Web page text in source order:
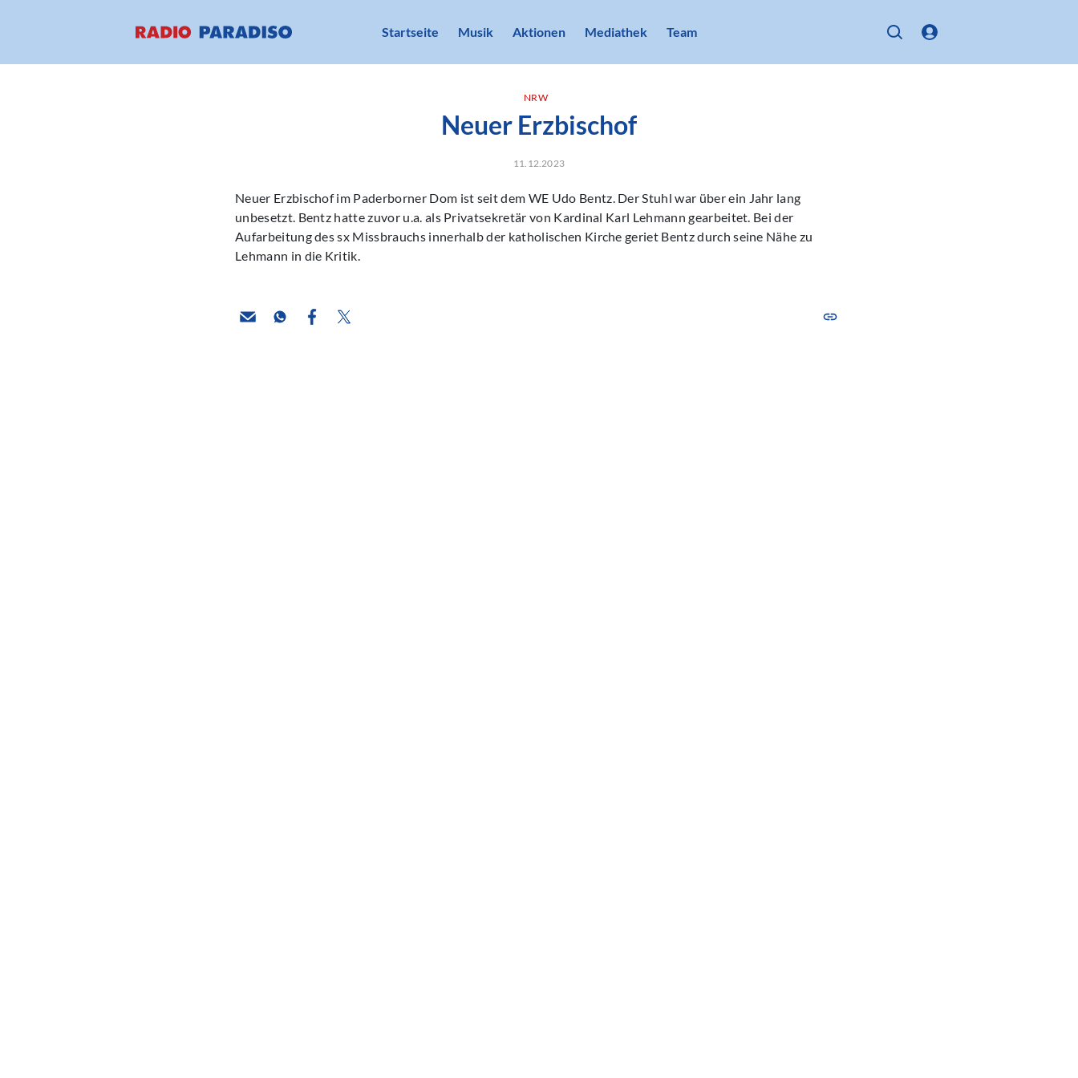
Startseite Musik Aktionen Mediathek Team
NRW
Neuer Erzbischof
11.12.2023
Neuer Erzbischof im Paderborner Dom ist seit dem WE Udo Bentz. Der Stuhl war über ein Jahr lang
unbesetzt. Bentz hatte zuvor u.a. als Privatsekretär von Kardinal Karl Lehmann gearbeitet. Bei der
Aufarbeitung des sx Missbrauchs innerhalb der katholischen Kirche geriet Bentz durch seine Nähe zu
Lehmann in die Kritik.